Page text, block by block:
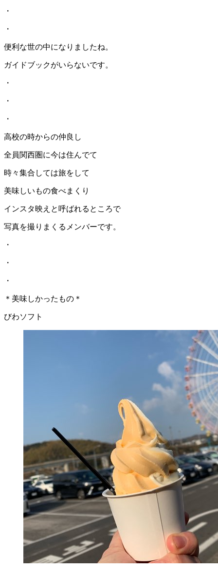
・
・
便利な世の中になりましたね。
ガイドブックがいらないです。
・
・
・
高校の時からの仲良し
全員関西圏に今は住んでて
時々集合しては旅をして
美味しいもの食べまくり
インスタ映えと呼ばれるところで
写真を撮りまくるメンバーです。
・
・
・
＊美味しかったもの＊
びわソフト